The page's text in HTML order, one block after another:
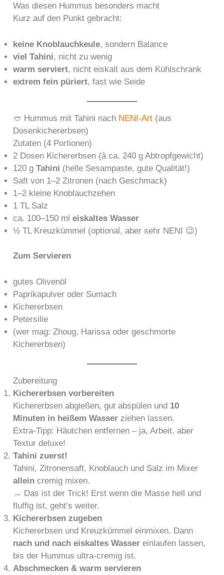
Was diesen Hummus besonders macht
Kurz auf den Punkt gebracht:
keine Knoblauchkeule, sondern Balance
viel Tahini, nicht zu wenig
warm serviert, nicht eiskalt aus dem Kühlschrank
extrem fein püriert, fast wie Seide
🥙 Hummus mit Tahini nach NENI-Art (aus
Dosenkichererbsen)
Zutaten (4 Portionen)
2 Dosen Kichererbsen (à ca. 240 g Abtropfgewicht)
120 gTahini (helle Sesampaste, gute Qualität!)
Saft von 1–2 Zitronen (nach Geschmack)
1–2 kleine Knoblauchzehen
1 TL Salz
ca. 100–150 mleiskaltes Wasser
½ TL Kreuzkümmel (optional, aber sehr NENI 😉)
Zum Servieren
gutes Olivenöl
Paprikapulver oder Sumach
Kichererbsen
Petersilie
(wer mag: Zhoug, Harissa oder geschmorte
Kichererbsen)
Zubereitung
Kichererbsen vorbereiten
Kichererbsen abgießen, gut abspülen und 10
Minuten in heißem Wasser ziehen lassen.
Extra-Tipp: Häutchen entfernen – ja, Arbeit, aber
Textur deluxe!
Tahini zuerst!
Tahini, Zitronensaft, Knoblauch und Salz im Mixer
allein cremig mixen.
→ Das ist der Trick! Erst wenn die Masse hell und
fluffig ist, geht’s weiter.
Kichererbsen zugeben
Kichererbsen und Kreuzkümmel einmixen. Dann
nach und nach eiskaltes Wasser einlaufen lassen,
bis der Hummus ultra-cremig ist.
Abschmecken & warm servieren